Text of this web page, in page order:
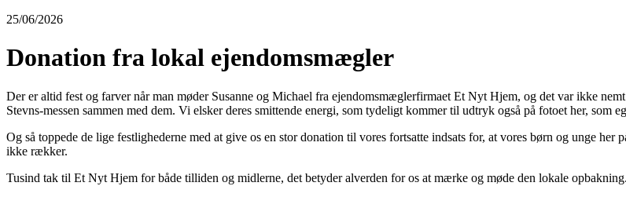
25/06/2026
Donation fra lokal ejendomsmægler
Der er altid fest og farver når man møder Susanne og Michael fra ejendomsmæglerfirmaet Et Nyt Hjem, og det var ikke
Stevns-messen sammen med dem. Vi elsker deres smittende energi, som tydeligt kommer til udtryk også på fotoet her, som
Og så toppede de lige festlighederne med at give os en stor donation til vores fortsatte indsats for, at vores børn og unge
ikke rækker.
Tusind tak til Et Nyt Hjem for både tilliden og midlerne, det betyder alverden for os at mærke og møde den lokale opbakning.